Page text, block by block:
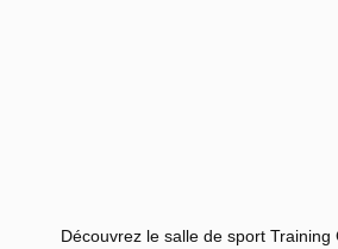
Découvrez le salle de sport Training